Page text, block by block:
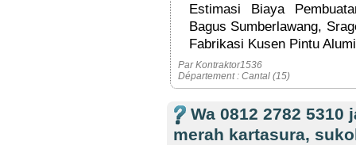
Estimasi Biaya
Bagus Sumberlawang,
Fabrikasi Kusen Pintu
Par Kontraktor1536
Département : Cantal (15)
Wa 0812 2782
merah kartasura,